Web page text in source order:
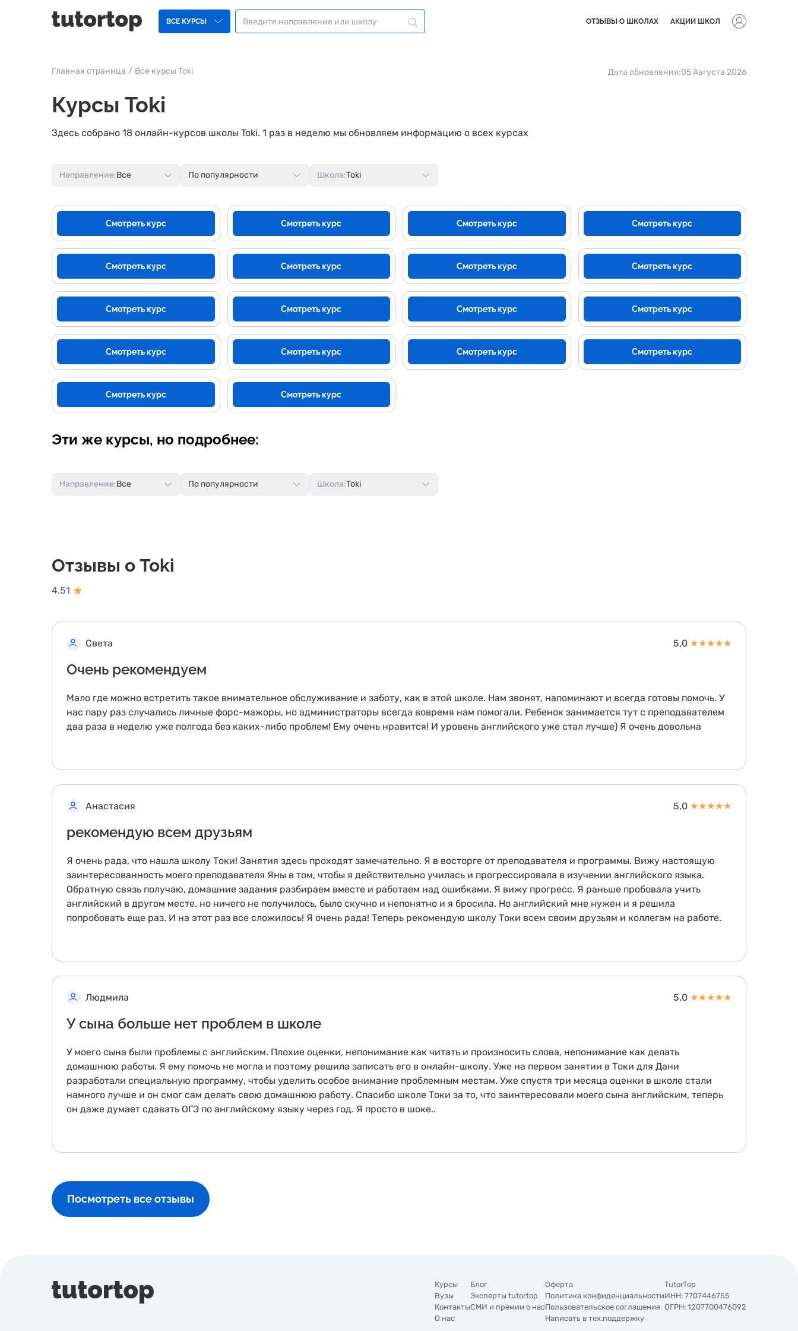
ВСЕ КУРСЫ ОТЗЫВЫ О ШКОЛАХ АКЦИИ ШКОЛ
Главная страница / Все курсы Toki Дата обновления:05 Августа 2026
Курсы Toki
Здесь собрано 18 онлайн-курсов школы Toki. 1 раз в неделю мы обновляем информацию о всех курсах
Школа:Toki
По популярности
Направление:Все
Смотреть курс Смотреть курс Смотреть курс Смотреть курс
Смотреть курс Смотреть курс Смотреть курс Смотреть курс
Смотреть курс Смотреть курс Смотреть курс Смотреть курс
Смотреть курс Смотреть курс Смотреть курс Смотреть курс
Смотреть курс Смотреть курс
Эти же курсы, но подробнее:
Направление:Все По популярности Школа:Toki
Отзывы о Toki
4.51 ★
Света 5,0 ★★★★★
Очень рекомендуем
Мало где можно встретить такое внимательное обслуживание и заботу, как в этой школе. Нам звонят, напоминают и всегда готовы помочь. У
нас пару раз случались личные форс-мажоры, но администраторы всегда вовремя нам помогали. Ребенок занимается тут с преподавателем
два раза в неделю уже полгода без каких-либо проблем! Ему очень нравится! И уровень английского уже стал лучше) Я очень довольна
Анастасия 5,0 ★★★★★
рекомендую всем друзьям
Я очень рада, что нашла школу Токи! Занятия здесь проходят замечательно. Я в восторге от преподавателя и программы. Вижу настоящую
заинтересованность моего преподавателя Яны в том, чтобы я действительно училась и прогрессировала в изучении английского языка.
Обратную связь получаю, домашние задания разбираем вместе и работаем над ошибками. Я вижу прогресс. Я раньше пробовала учить
английский в другом месте. но ничего не получилось, было скучно и непонятно и я бросила. Но английский мне нужен и я решила
попробовать еще раз. И на этот раз все сложилось! Я очень рада! Теперь рекомендую школу Токи всем своим друзьям и коллегам на работе.
Людмила 5,0 ★★★★★
У сына больше нет проблем в школе
У моего сына были проблемы с английским. Плохие оценки, непонимание как читать и произносить слова, непонимание как делать
домашнюю работы. Я ему помочь не могла и поэтому решила записать его в онлайн-школу. Уже на первом занятии в Токи для Дани
разработали специальную программу, чтобы уделить особое внимание проблемным местам. Уже спустя три месяца оценки в школе стали
намного лучше и он смог сам делать свою домашнюю работу. Спасибо школе Токи за то, что заинтересовали моего сына английским, теперь
он даже думает сдавать ОГЭ по английскому языку через год. Я просто в шоке..
Посмотреть все отзывы
Курсы
Вузы
Контакты
О нас
Блог
Эксперты tutortop
СМИ и премии о нас
Оферта
Политика конфиденциальности
Пользовательское соглашение
Написать в тех.поддержку
TutorTop
ИНН: 7707446755
ОГРН: 1207700476092